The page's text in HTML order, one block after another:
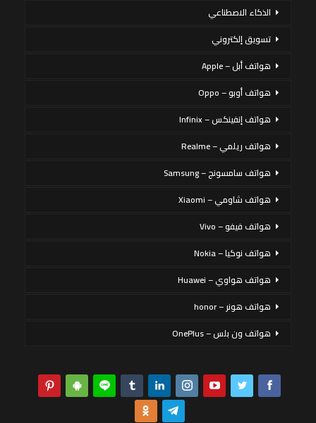
الذكاء الاصطناعي
تسويق إلكتروني
هواتف أبل – Apple
هواتف أوبو – Oppo
هواتف إنفينكس – Infinix
هواتف ريلمي – Realme
هواتف سامسونج – Samsung
هواتف شاومي – Xiaomi
هواتف فيفو – Vivo
هواتف نوكيا – Nokia
هواتف هواوي – Huawei
هواتف هونر – honor
هواتف ون بلس – OnePlus